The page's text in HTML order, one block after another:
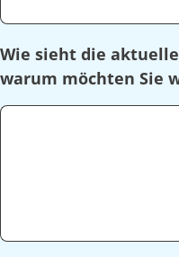
Wie sieht die
warum möchten Sie